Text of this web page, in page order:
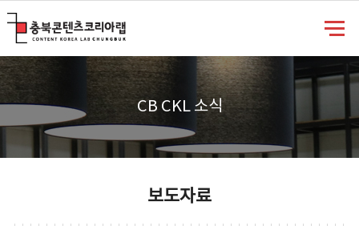
CB CKL 소식
보도자료